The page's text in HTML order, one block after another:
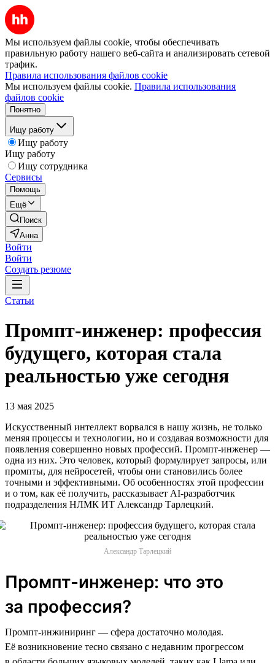
Мы используем файлы cookie, чтобы обеспечивать
правильную работу нашего веб-сайта и анализировать сетевой
трафик.
Правила использования файлов cookie
Мы используем файлы cookie. Правила использования
файлов cookie
Понятно
Ищу работу
Ищу работу
Ищу работу
Ищу сотрудника
Сервисы
Помощь
Ещё
Поиск
Анна
Войти
Войти
Создать резюме
Статьи
Промпт-инженер: профессия
будущего, которая стала
реальностью уже сегодня
13 мая 2025
Искусственный интеллект ворвался в нашу жизнь, не только
меняя процессы и технологии, но и создавая возможности для
появления совершенно новых профессий. Промпт-инженер —
одна из них. Это человек, который формулирует запросы, или
промпты, для нейросетей, чтобы они становились более
точными и эффективными. Об особенностях этой профессии
и о том, как её получить, рассказывает AI-разработчик
подразделения НЛМК ИТ Александр Тарлецкий.
Александр Тарлецкий
Промпт-инженер: что это
за профессия?
Промпт-инжиниринг — сфера достаточно молодая.
Её возникновение тесно связано с недавним прогрессом